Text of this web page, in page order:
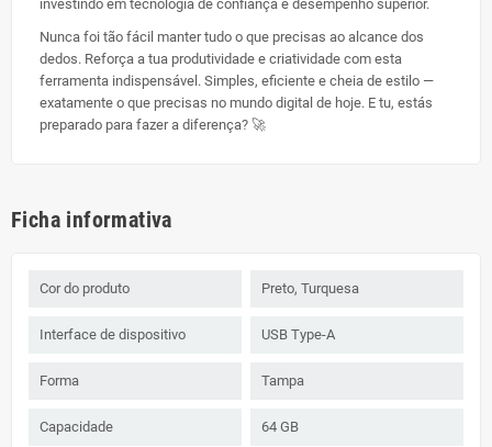
investindo em tecnologia de confiança e desempenho superior.
Nunca foi tão fácil manter tudo o que precisas ao alcance dos
dedos. Reforça a tua produtividade e criatividade com esta
ferramenta indispensável. Simples, eficiente e cheia de estilo —
exatamente o que precisas no mundo digital de hoje. E tu, estás
preparado para fazer a diferença? 🚀
Ficha informativa
Cor do produto Preto, Turquesa
Interface de dispositivo USB Type-A
Forma Tampa
Capacidade 64 GB